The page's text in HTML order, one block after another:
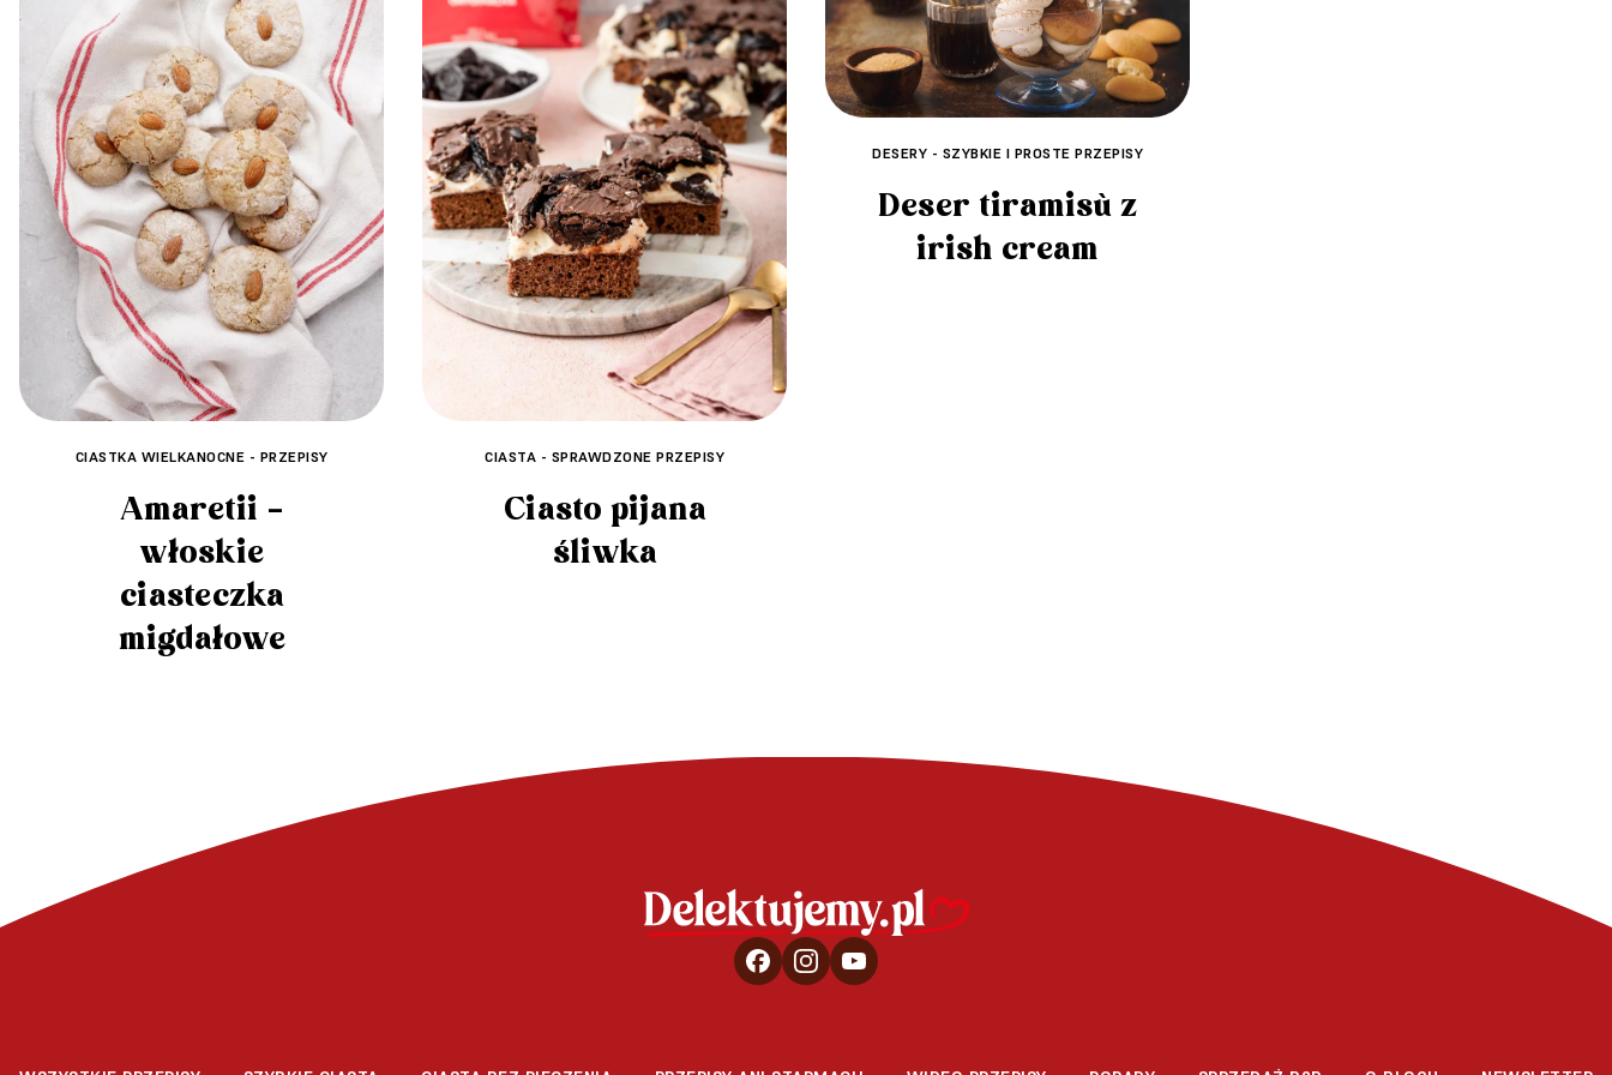
CIASTKA WIELKANOCNE - PRZEPISY
Amaretii –
włoskie
ciasteczka
migdałowe
CIASTA - SPRAWDZONE PRZEPISY
Ciasto pijana
śliwka
DESERY - SZYBKIE I PROSTE PRZEPISY
Deser tiramisù z
irish cream